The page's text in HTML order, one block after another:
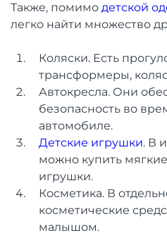
Также, помимо детской
легко найти множество
Коляски. Есть
трансформеры,
Автокресла. Они
безопасность во
автомобиле.
Детские игрушки. В
можно купить
игрушки.
Косметика. В
косметические
малышом.